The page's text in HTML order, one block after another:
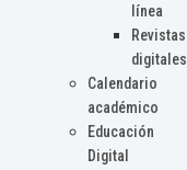
línea
Revistas
digitales
Calendario
académico
Educación
Digital